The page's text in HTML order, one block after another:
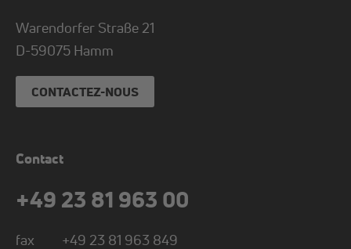
Warendorfer Straße 21
D-59075 Hamm
CONTACTEZ-NOUS
Contact
+49 23 81 963 00
fax
+49 23 81 963 849